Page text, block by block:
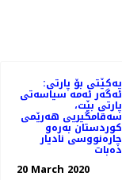
یەکێتی بۆ پارتی:
ئەگەر ئەمە سیاسەتی
پارتی بێت،
سه‌قامگیریی هه‌رێمی
كوردستان به‌ره‌و
چاره‌نووسی نادیار
ده‌بات
20 March 2020